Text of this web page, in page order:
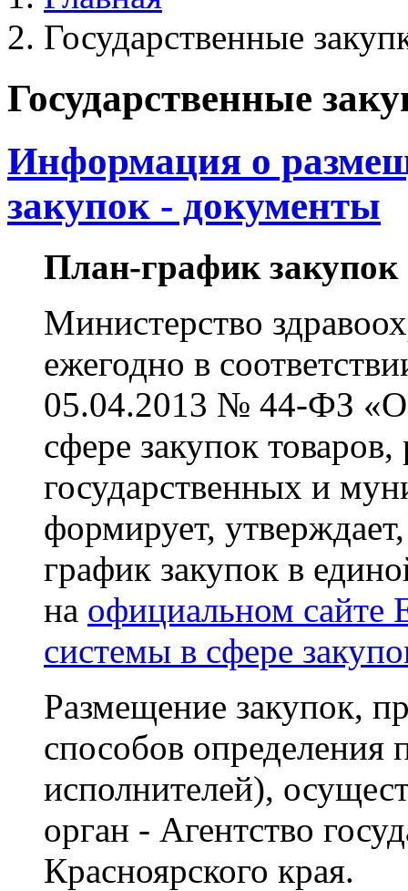
Государственные
Государственные
Информация о
закупок - документы
План-график закупок
Министерство
ежегодно в
05.04.2013 № 44-ФЗ «О
сфере закупок
государственных и
формирует,
график закупок в
на официальном
системы в сфере
Размещение закупок,
способов определения
исполнителей),
орган - Агентство
Красноярского края.